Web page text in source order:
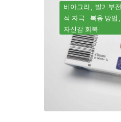
비아그라 발기부전
적 자극
복용 방법
자신감 회복